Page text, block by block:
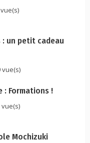
: un petit cadeau
vue(s)
: Formations !
vue(s)
Mochizuki